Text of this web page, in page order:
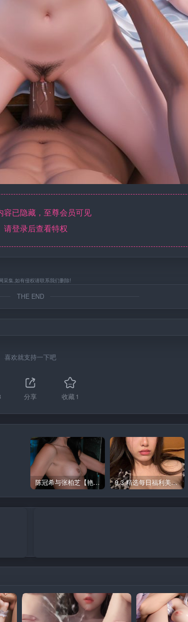
已隐藏，至尊会员可见
请登录后查看特权
采集,如有侵权请联系我们删除!
THE END
喜欢就支持一下吧
分享 收藏1
陈冠希与张柏芝【艳照门】图集 1 9.3 精选每日福利美图 极品